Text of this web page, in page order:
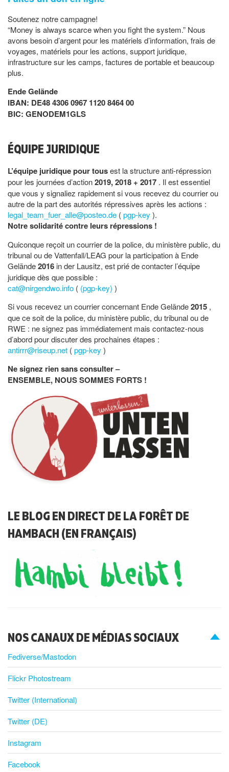
Soutenez notre campagne!
“Money is always scarce when you fight the system.” Nous
avons besoin d’argent pour les matériels d’information, frais de
voyages, matériels pour les actions, support juridique,
infrastructure sur les camps, factures de portable et beaucoup
plus.
Ende Gelände
IBAN: DE48 4306 0967 1120 8464 00
BIC: GENODEM1GLS
ÉQUIPE JURIDIQUE
L’équipe juridique pour tousest la structure anti-répression
pour les journées d’action2019, 2018 + 2017 . Il est essentiel
que vous y signaliez rapidement si vous recevez du courrier ou
autre de la part des autorités répressives après les actions :
legal_team_fuer_alle@posteo.de (pgp-key ).
Notre solidarité contre leurs répressions !
Quiconque reçoit un courrier de la police, du ministère public, du
tribunal ou de Vattenfall/LEAG pour la participation à Ende
Gelände2016 in der Lausitz, est prié de contacter l’équipe
juridique dès que possible :
cat@nirgendwo.info ( (pgp-key) )
Si vous recevez un courrier concernant Ende Gelände2015 ,
que ce soit de la police, du ministère public, du tribunal ou de
RWE : ne signez pas immédiatement mais contactez-nous
d’abord pour discuter des prochaines étapes :
antirrr@riseup.net (pgp-key )
Ne signez rien sans consulter –
ENSEMBLE, NOUS SOMMES FORTS !
LE BLOG EN DIRECT DE LA FORÊT DE
HAMBACH (EN FRANÇAIS)
NOS CANAUX DE MÉDIAS SOCIAUX
Fediverse/Mastodon
Flickr Photostream
Twitter (International)
Twitter (DE)
Instagram
Facebook